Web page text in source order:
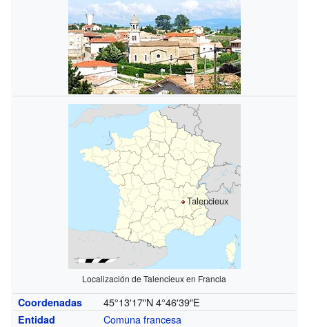
Talencieux
Localización de Talencieux en Francia
Coordenadas 45°13′17″N 4°46′39″E
Entidad
Comuna francesa